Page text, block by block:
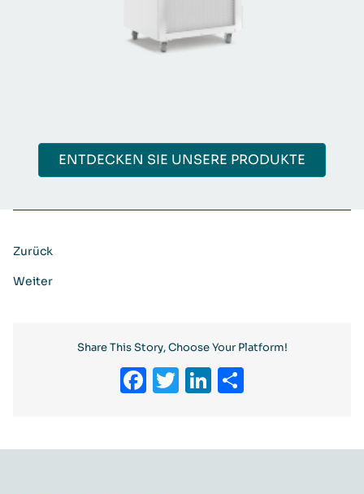
ENTDECKEN SIE UNSERE PRODUKTE
Zurück
Weiter
Share This Story, Choose Your Platform!
Facebook
Twitter
LinkedIn